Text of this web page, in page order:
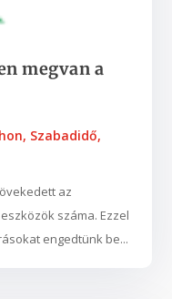
megvan a
, Szabadidő,
az
száma. Ezzel
engedtünk be...